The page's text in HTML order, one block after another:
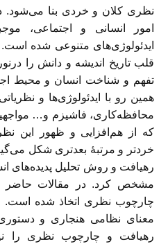
نظری کلان و خردی بنا می‌شود.
امور انسانی و اجتماعی،
ایدئولوژی‌های متنوعی شده است.
قلب تاریخ اندیشه و دانش را
تفهم و شناخت انسان و محیط
همین رو با ایدئولوژی‌ها و
محافظه‌کاری، فاشیزم و…
که از هم‌افزایی و ظهور این
خردتر و مرتبۀ بعدتری شکل
رهیافت و روش تحلیل پدیده‌های
مشخص کرد. در مقالات حاضر
چارچوب نظری اتخاذ شده است.
معنای نظامی هنجاری و
رهیافت و چارچوب نظری را